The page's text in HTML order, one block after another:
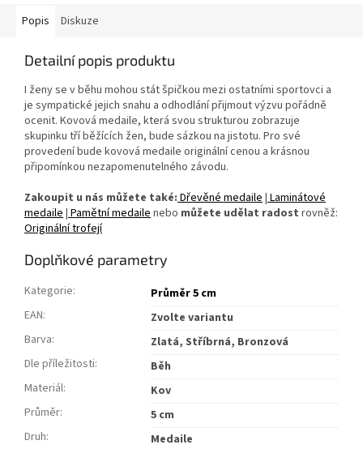
Popis Diskuze
Detailní popis produktu
I ženy se v běhu mohou stát špičkou mezi ostatními sportovci a
je sympatické jejich snahu a odhodlání přijmout výzvu pořádně
ocenit. Kovová medaile, která svou strukturou zobrazuje
skupinku tří běžících žen, bude sázkou na jistotu. Pro své
provedení bude kovová medaile originální cenou a krásnou
připomínkou nezapomenutelného závodu.
Zakoupit u nás můžete také: Dřevěné medaile| Laminátové
medaile| Pamětní medailenebo můžete udělat radost rovněž:
Originální trofejí
Doplňkové parametry
Kategorie:
Průměr 5 cm
EAN:
Zvolte variantu
Barva:
Zlatá, Stříbrná, Bronzová
Dle příležitosti:
Běh
Materiál:
Kov
Průměr:
5 cm
Druh:
Medaile